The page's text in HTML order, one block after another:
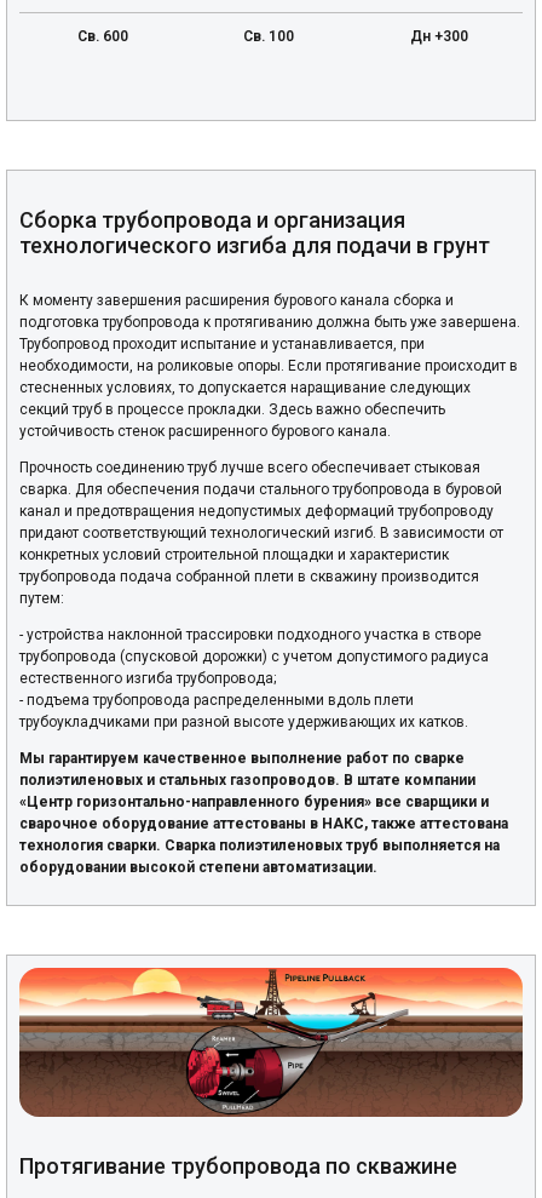
Св. 600 Св. 100 Дн +300
Сборка трубопровода и организация
технологического изгиба для подачи в грунт
К моменту завершения расширения бурового канала сборка и
подготовка трубопровода к протягиванию должна быть уже завершена.
Трубопровод проходит испытание и устанавливается, при
необходимости, на роликовые опоры. Если протягивание происходит в
стесненных условиях, то допускается наращивание следующих
секций труб в процессе прокладки. Здесь важно обеспечить
устойчивость стенок расширенного бурового канала.
Прочность соединению труб лучше всего обеспечивает стыковая
сварка. Для обеспечения подачи стального трубопровода в буровой
канал и предотвращения недопустимых деформаций трубопроводу
придают соответствующий технологический изгиб. В зависимости от
конкретных условий строительной площадки и характеристик
трубопровода подача собранной плети в скважину производится
путем:
- устройства наклонной трассировки подходного участка в створе
трубопровода (спусковой дорожки) с учетом допустимого радиуса
естественного изгиба трубопровода;
- подъема трубопровода распределенными вдоль плети
трубоукладчиками при разной высоте удерживающих их катков.
Мы гарантируем качественное выполнение работ по сварке
полиэтиленовых и стальных газопроводов. В штате компании
«Центр горизонтально-направленного бурения» все сварщики и
сварочное оборудование аттестованы в НАКС, также аттестована
технология сварки. Сварка полиэтиленовых труб выполняется на
оборудовании высокой степени автоматизации.
Протягивание трубопровода по скважине